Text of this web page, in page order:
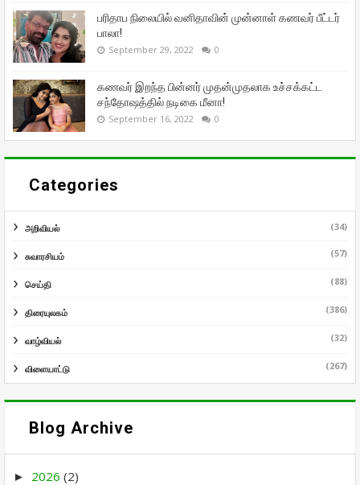
பரிதாப நிலையில் வனிதாவின் முன்னாள் கணவர் பீட்டர்
பாலா!
September 29, 2022 0
கணவர் இறந்த பின்னர் முதன்முதலாக உச்சக்கட்ட
சந்தோஷத்தில் நடிகை மீனா!
September 16, 2022 0
Categories
அறிவியல் (34)
சுவாரசியம் (57)
செய்தி (88)
திரையுலகம் (386)
வாழ்வியல் (32)
விளையாட்டு (267)
Blog Archive
► 2026 (2)